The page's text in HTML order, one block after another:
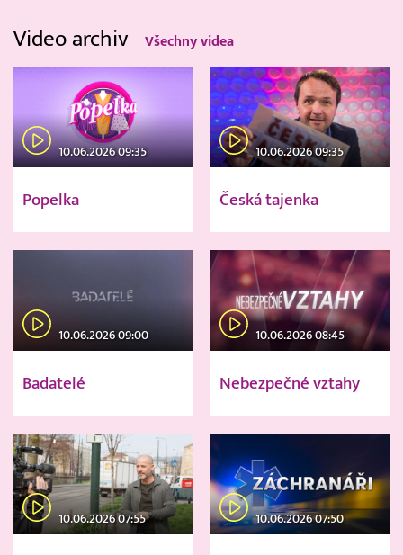
Video archiv Všechny videa
10.06.2026 09:35
Popelka
10.06.2026 09:35
Česká tajenka
10.06.2026 09:00
Badatelé
10.06.2026 08:45
Nebezpečné vztahy
10.06.2026 07:55 10.06.2026 07:50